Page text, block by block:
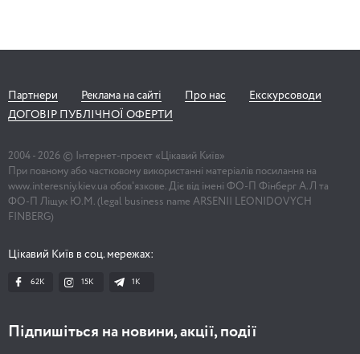
Партнери Реклама на сайті Про нас
Екскурсоводи
ДОГОВІР ПУБЛІЧНОЇ ОФЕРТИ
2004 - 2026 © Інтернет-проект «Цікавий Київ»
При повному або частковому використанні матеріалів посилання на
www.interesniy.kiev.ua обов'язкове. Діє від імені ФО-П Фінберг А.Л та
ФО-П Ліщук Ю.М. (legal business name ARSENII LEONIDOVYCH
FINBERG)
Цікавий Київ в соц. мережах:
62K 15K 1К
Підпишіться на новини, акції, події